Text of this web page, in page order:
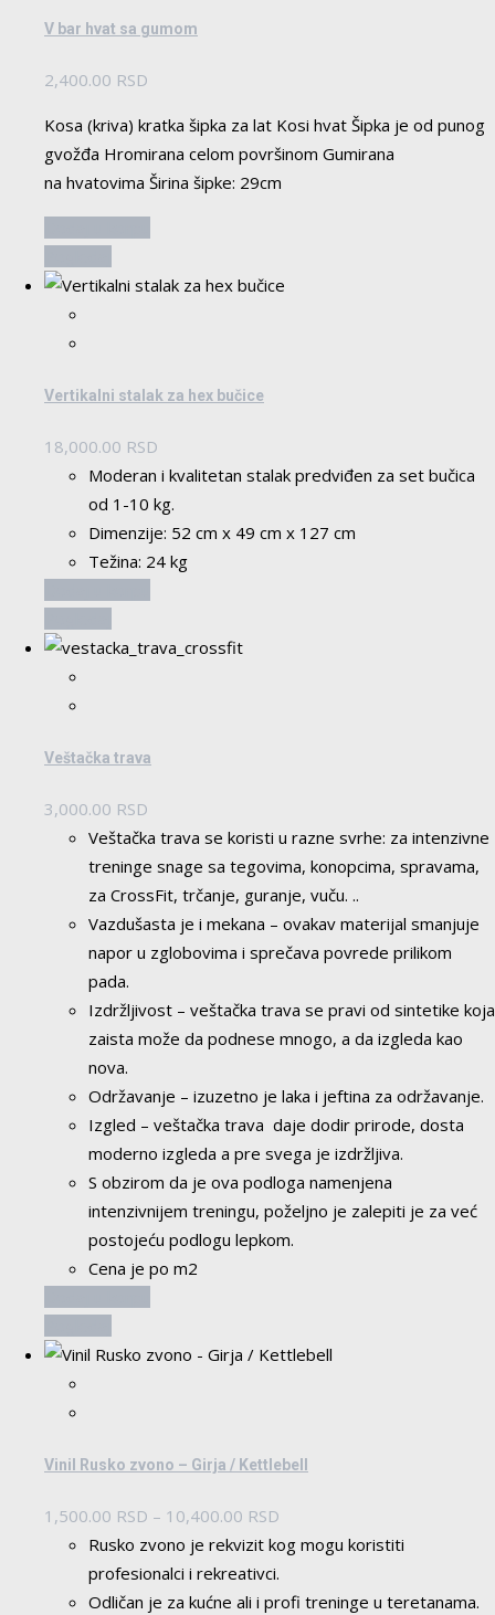
V bar hvat sa gumom
2,400.00 RSD
Kosa (kriva) kratka šipka za lat Kosi hvat Šipka je od punog
gvožđa Hromirana celom površinom Gumirana
na hvatovima Širina šipke: 29cm
Vertikalni stalak za hex bučice
18,000.00 RSD
Moderan i kvalitetan stalak predviđen za set bučica
od 1-10 kg.
Dimenzije: 52 cm x 49 cm x 127 cm
Težina: 24 kg
Veštačka trava
3,000.00 RSD
Veštačka trava se koristi u razne svrhe: za intenzivne
treninge snage sa tegovima, konopcima, spravama,
za CrossFit, trčanje, guranje, vuču. ..
Vazdušasta je i mekana – ovakav materijal smanjuje
napor u zglobovima i sprečava povrede prilikom
pada.
Izdržljivost – veštačka trava se pravi od sintetike koja
zaista može da podnese mnogo, a da izgleda kao
nova.
Održavanje – izuzetno je laka i jeftina za održavanje.
Izgled – veštačka trava daje dodir prirode, dosta
moderno izgleda a pre svega je izdržljiva.
S obzirom da je ova podloga namenjena
intenzivnijem treningu, poželjno je zalepiti je za već
postojeću podlogu lepkom.
Cena je po m2
Vinil Rusko zvono – Girja / Kettlebell
1,500.00 RSD – 10,400.00 RSD
cena:
1,500.00 RSD
Rusko zvono je rekvizit kog mogu koristiti
profesionalci i rekreativci.
Odličan je za kućne ali i profi treninge u teretanama.